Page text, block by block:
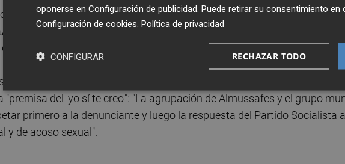
a preguntas de los periodistas, que su partido tiene la
para crear una gestora en Almussafes, al tiempo que ha pedido que
localidad muestren "tolerancia cero a cualquier violencia hacia las
de Ciencia ha insistido en que la prioridad del PSOE es "proteger a la
"premisa del 'yo sí te creo'": "La agrupación de Almussafes y el grupo
primero a la denunciante y luego la respuesta del Partido Socialista
y de acoso sexual".
oponerse en Configuración de publicidad . Puede retirar su consentimiento
Configuración de cookies Política de privacidad
RECHAZAR TODO
CONFIGURAR